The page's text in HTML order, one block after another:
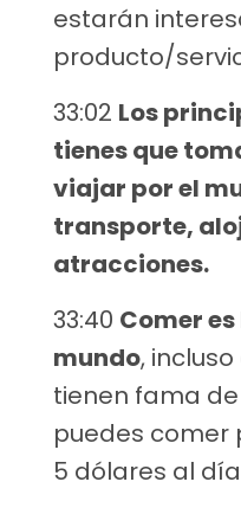
estarán
producto/
33:02 Los
tienes que
viajar por el
transporte,
atracciones.
33:40 Comer
mundo,
tienen fama
puedes
5 dólares al día